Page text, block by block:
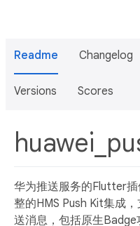
Readme Changelog
Versions Scores
华为推送服务的Flutter
整的HMS Push Kit集成
送消息，包括原生Badge